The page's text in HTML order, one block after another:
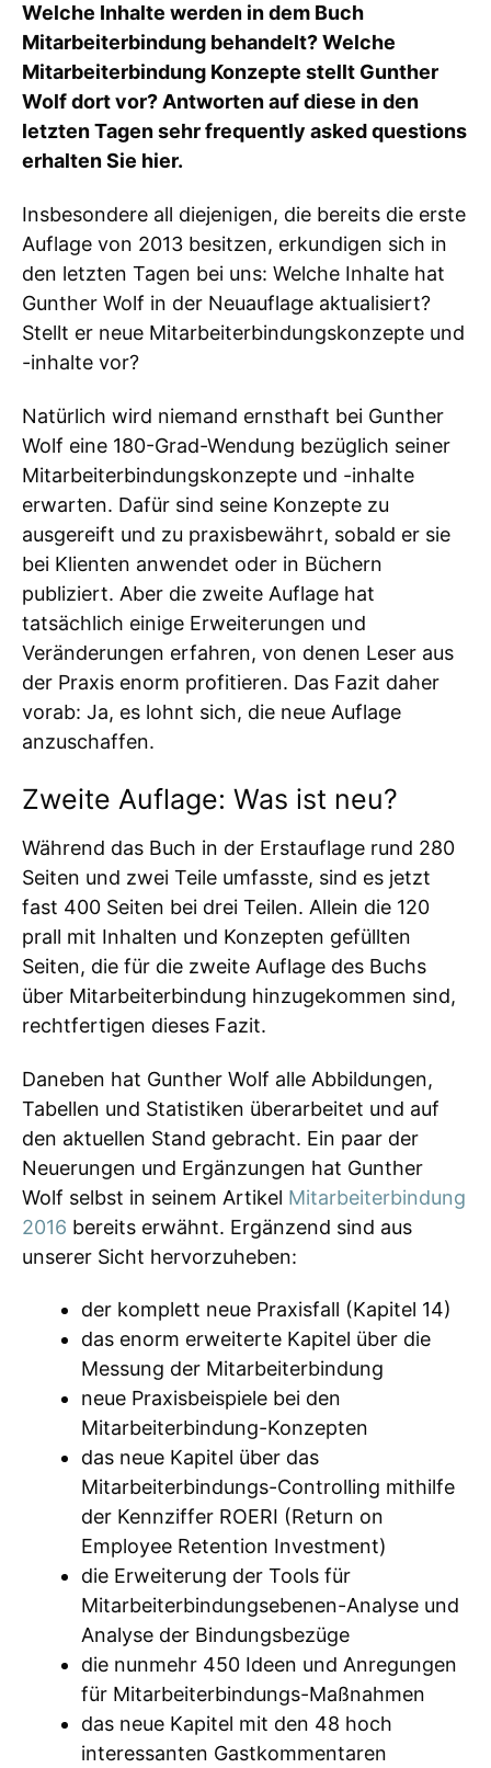
Welche Inhalte werden in dem Buch
Mitarbeiterbindung behandelt? Welche
Mitarbeiterbindung Konzepte stellt Gunther
Wolf dort vor? Antworten auf diese in den
letzten Tagen sehr frequently asked questions
erhalten Sie hier.
Insbesondere all diejenigen, die bereits die erste
Auflage von 2013 besitzen, erkundigen sich in
den letzten Tagen bei uns: Welche Inhalte hat
Gunther Wolf in der Neuauflage aktualisiert?
Stellt er neue Mitarbeiterbindungskonzepte und
-inhalte vor?
Natürlich wird niemand ernsthaft bei Gunther
Wolf eine 180-Grad-Wendung bezüglich seiner
Mitarbeiterbindungskonzepte und -inhalte
erwarten. Dafür sind seine Konzepte zu
ausgereift und zu praxisbewährt, sobald er sie
bei Klienten anwendet oder in Büchern
publiziert. Aber die zweite Auflage hat
tatsächlich einige Erweiterungen und
Veränderungen erfahren, von denen Leser aus
der Praxis enorm profitieren. Das Fazit daher
vorab: Ja, es lohnt sich, die neue Auflage
anzuschaffen.
Zweite Auflage: Was ist neu?
Während das Buch in der Erstauflage rund 280
Seiten und zwei Teile umfasste, sind es jetzt
fast 400 Seiten bei drei Teilen. Allein die 120
prall mit Inhalten und Konzepten gefüllten
Seiten, die für die zweite Auflage des Buchs
über Mitarbeiterbindung hinzugekommen sind,
rechtfertigen dieses Fazit.
Daneben hat Gunther Wolf alle Abbildungen,
Tabellen und Statistiken überarbeitet und auf
den aktuellen Stand gebracht. Ein paar der
Neuerungen und Ergänzungen hat Gunther
Wolf selbst in seinem Artikel Mitarbeiterbindung
2016 bereits erwähnt. Ergänzend sind aus
unserer Sicht hervorzuheben:
der komplett neue Praxisfall (Kapitel 14)
das enorm erweiterte Kapitel über die
Messung der Mitarbeiterbindung
neue Praxisbeispiele bei den
Mitarbeiterbindung-Konzepten
das neue Kapitel über das
Mitarbeiterbindungs-Controlling mithilfe
der Kennziffer ROERI (Return on
Employee Retention Investment)
die Erweiterung der Tools für
Mitarbeiterbindungsebenen-Analyse und
Analyse der Bindungsbezüge
die nunmehr 450 Ideen und Anregungen
für Mitarbeiterbindungs-Maßnahmen
das neue Kapitel mit den 48 hoch
interessanten Gastkommentaren